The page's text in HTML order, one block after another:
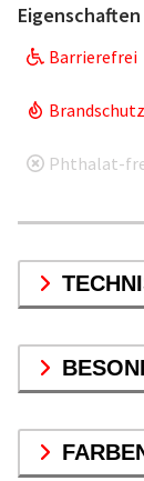
Eigenschaften
Barrierefrei
Brandschutz
Phthalat-